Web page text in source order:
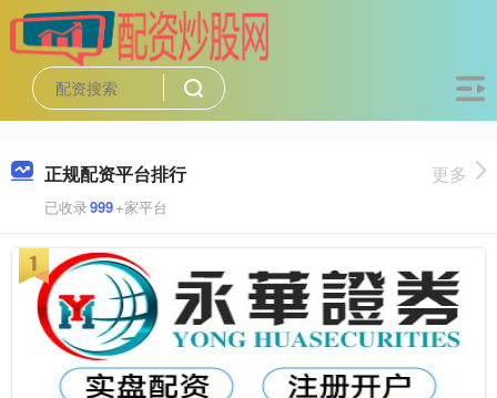
正规配资平台排行
已收录999+家平台
更多